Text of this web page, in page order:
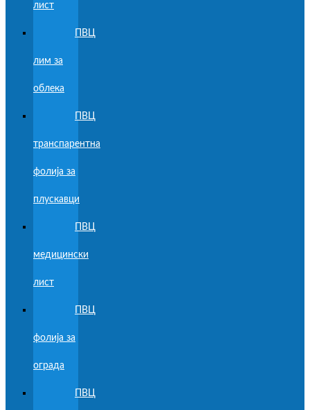
лист
ПВЦ
лим за
облека
ПВЦ
транспарентна
фолија за
плускавци
ПВЦ
медицински
лист
ПВЦ
фолија за
ограда
ПВЦ